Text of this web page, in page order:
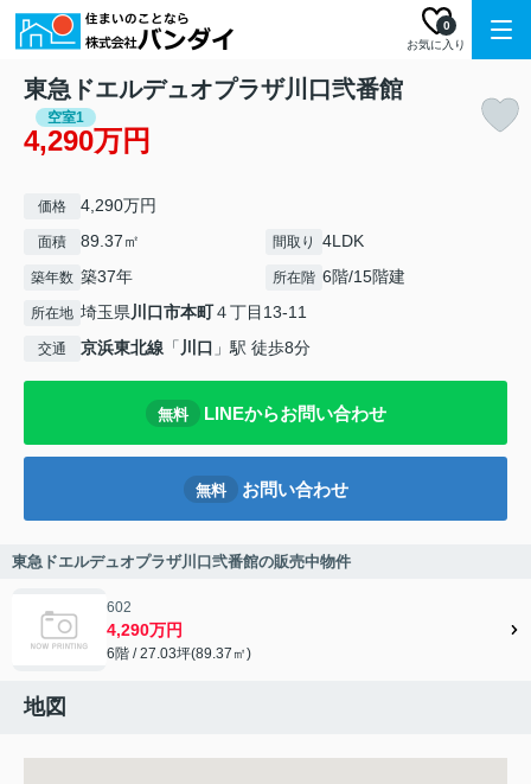
お気に入り
0
東急ドエルデュオプラザ川口弐番館
空室1
4,290万円
価格 4,290万円
面積 89.37㎡ 間取り 4LDK
築年数 築37年 所在階 6階/15階建
所在地 埼玉県川口市本町４丁目13-11
交通 京浜東北線 「 川口 」駅 徒歩8分
無料 LINEからお問い合わせ
無料 お問い合わせ
東急ドエルデュオプラザ川口弐番館の販売中物件
602
4,290万円
6階 / 27.03坪(89.37㎡)
地図